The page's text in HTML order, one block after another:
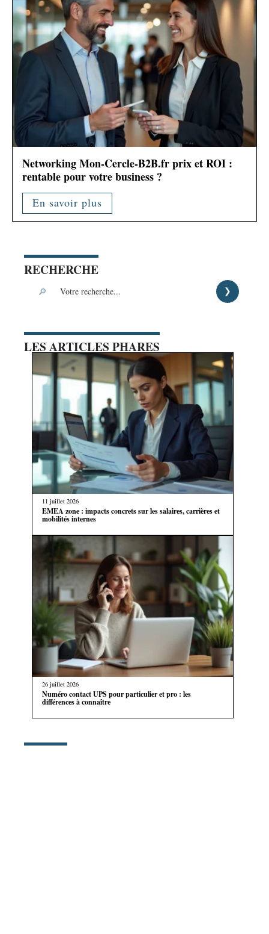
Networking Mon-Cercle-B2B.fr prix et ROI :
rentable pour votre business ?
En savoir plus
RECHERCHE
LES ARTICLES PHARES
11 juillet 2026
EMEA zone : impacts concrets sur les salaires, carrières et
mobilités internes
26 juillet 2026
Numéro contact UPS pour particulier et pro : les
différences à connaître